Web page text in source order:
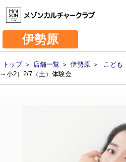
伊勢原
トップ＞ 店舗一覧 ＞ 伊勢原 ＞ こども
～小2）2/7（土）体験会